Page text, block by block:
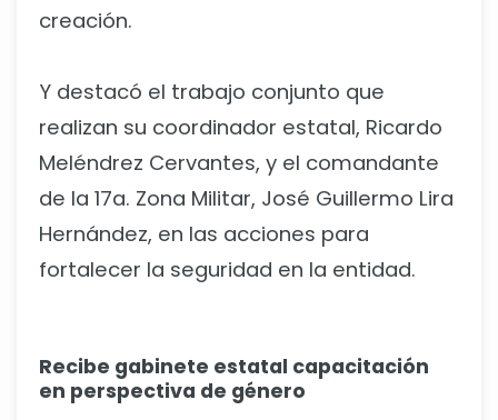
creación.
Y destacó el trabajo conjunto que
realizan su coordinador estatal, Ricardo
Meléndrez Cervantes, y el comandante
de la 17a. Zona Militar, José Guillermo Lira
Hernández, en las acciones para
fortalecer la seguridad en la entidad.
Recibe gabinete estatal capacitación
en perspectiva de género